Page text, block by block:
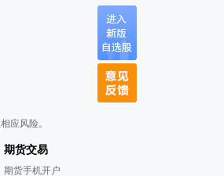
应风险。
期货交易
期货手机开户